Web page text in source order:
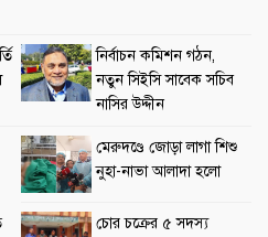
নির্বাচন কমিশন গঠন,
নতুন সিইসি সাবেক সচিব
নাসির উদ্দীন
মেরুদণ্ডে জোড়া লাগা শিশু
নুহা-নাভা আলাদা হলো
চোর চক্রের ৫ সদস্য